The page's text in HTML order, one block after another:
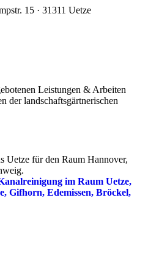
15 · 31311 Uetze
Leistungen & Arbeiten
der landschaftsgärtnerischen
Uetze für den Raum Hannover,